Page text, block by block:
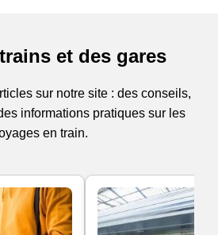
et des gares
sur notre site : des conseils,
informations pratiques sur les
en train.